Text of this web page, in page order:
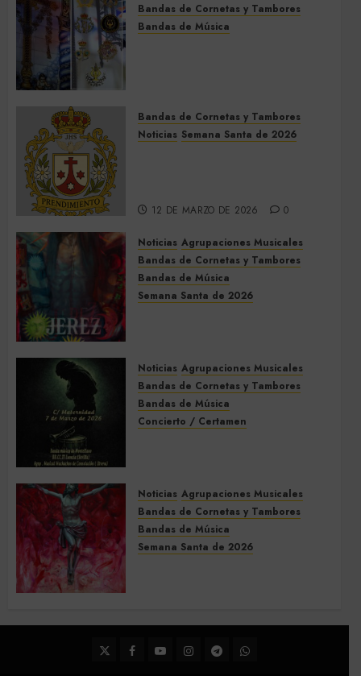
Bandas de Cornetas y Tambores
Bandas de Música
9 DE MAYO DE 2026 0
Bandas de Cornetas y Tambores
Noticias Semana Santa de 2026
12 DE MARZO DE 2026 0
Noticias Agrupaciones Musicales
Bandas de Cornetas y Tambores
Bandas de Música
Semana Santa de 2026
5 DE MARZO DE 2026 0
Noticias Agrupaciones Musicales
Bandas de Cornetas y Tambores
Bandas de Música
Concierto / Certamen
Noticias Agrupaciones Musicales
Bandas de Cornetas y Tambores
Bandas de Música
Semana Santa de 2026
22 DE FEBRERO DE 2026
0
TwitterFacebook
YoutubeInstagram
TelegramWhatsApp